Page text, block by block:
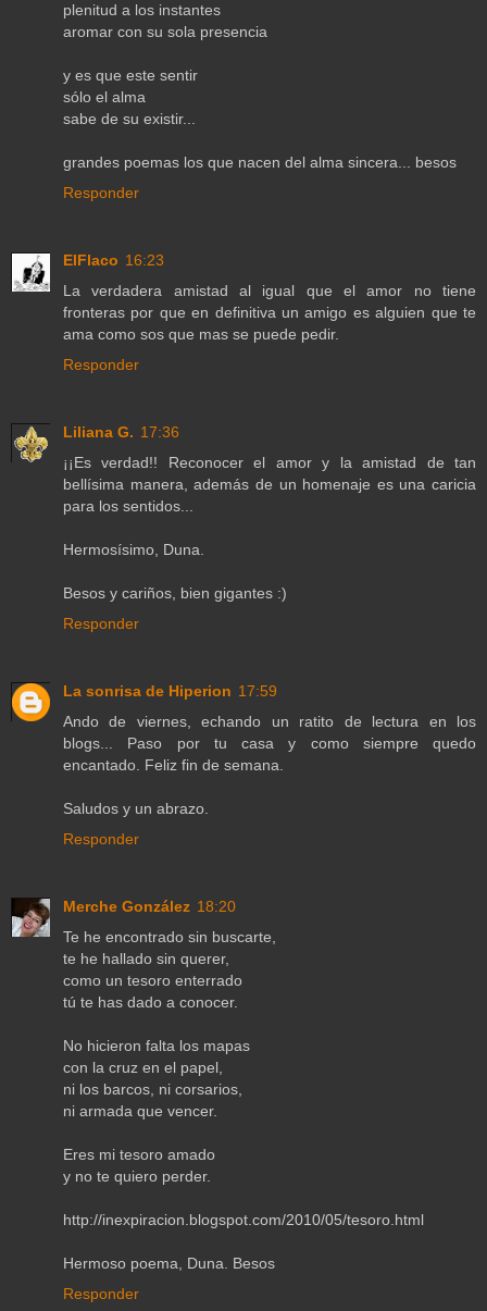
plenitud a los instantes
aromar con su sola presencia
y es que este sentir
sólo el alma
sabe de su existir...
grandes poemas los que nacen del alma sincera... besos
Responder
ElFlaco 16:23
La verdadera amistad al igual que el amor no tiene
fronteras por que en definitiva un amigo es alguien que te
ama como sos que mas se puede pedir.
Responder
Liliana G. 17:36
¡¡Es verdad!! Reconocer el amor y la amistad de tan
bellísima manera, además de un homenaje es una caricia
para los sentidos...
Hermosísimo, Duna.
Besos y cariños, bien gigantes :)
Responder
La sonrisa de Hiperion 17:59
Ando de viernes, echando un ratito de lectura en los
blogs... Paso por tu casa y como siempre quedo
encantado. Feliz fin de semana.
Saludos y un abrazo.
Responder
Merche González 18:20
Te he encontrado sin buscarte,
te he hallado sin querer,
como un tesoro enterrado
tú te has dado a conocer.
No hicieron falta los mapas
con la cruz en el papel,
ni los barcos, ni corsarios,
ni armada que vencer.
Eres mi tesoro amado
y no te quiero perder.
http://inexpiracion.blogspot.com/2010/05/tesoro.html
Hermoso poema, Duna. Besos
Responder